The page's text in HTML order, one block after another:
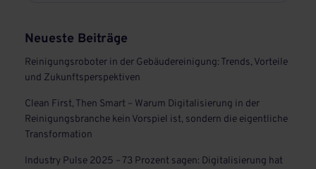
Neueste Beiträge
Reinigungsroboter in der Gebäudereinigung: Trends, Vorteile
und Zukunftsperspektiven
Clean First, Then Smart – Warum Digitalisierung in der
Reinigungsbranche kein Vorspiel ist, sondern die eigentliche
Transformation
Industry Pulse 2025 – 73 Prozent sagen: Digitalisierung hat